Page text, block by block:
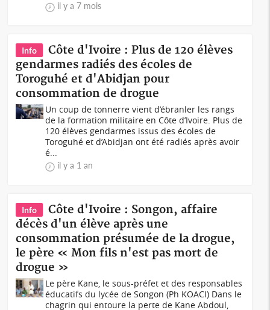
il y a 7 mois
Info
Côte d'Ivoire : Plus de 120 élèves
gendarmes radiés des écoles de
Toroguhé et d'Abidjan pour
consommation de drogue
Un coup de tonnerre vient d’ébranler les rangs
de la formation militaire en Côte d’Ivoire. Plus de
120 élèves gendarmes issus des écoles de
Toroguhé et d’Abidjan ont été radiés après avoir
é...
il y a 1 an
Info
Côte d'Ivoire : Songon, affaire
décès d'un élève après une
consommation présumée de la drogue,
le père « Mon fils n'est pas mort de
drogue »
Le père Kane, le sous-préfet et des responsables
éducatifs du lycée de Songon (Ph KOACI) Dans le
chagrin qui entoure la perte de Kane Abdoul,